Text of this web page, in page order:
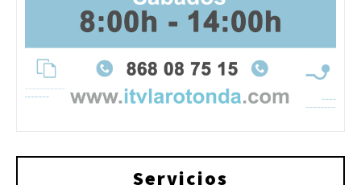
Servicios